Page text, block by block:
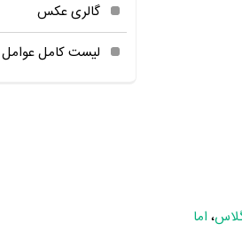
، اما
گالری عکس
لیست کامل عوامل